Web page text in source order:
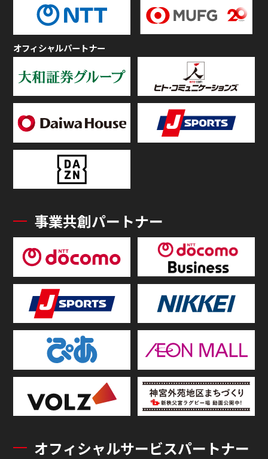
オフィシャルパートナー
事業共創パートナー
オフィシャルサービスパートナー